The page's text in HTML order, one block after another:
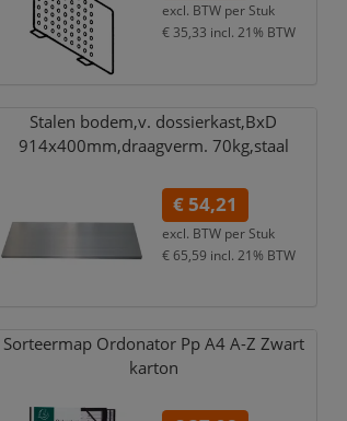
excl. BTW per Stuk
€ 35,33 incl. 21% BTW
Stalen bodem,v. dossierkast,BxD
914x400mm,draagverm. 70kg,staal
€ 54,21
excl. BTW per Stuk
€ 65,59 incl. 21% BTW
Sorteermap Ordonator Pp A4 A-Z Zwart
karton